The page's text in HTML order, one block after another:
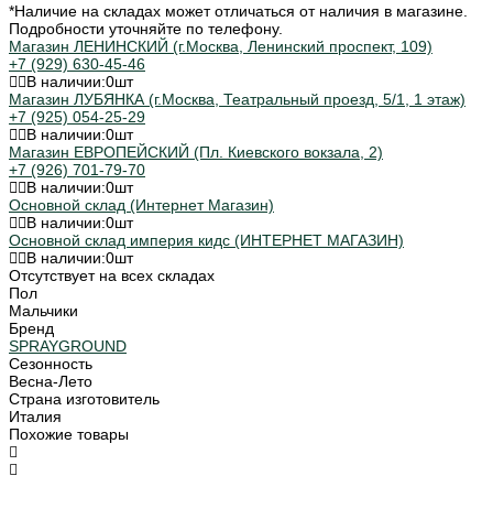
*Наличие на складах может отличаться от наличия в магазине.
Подробности уточняйте по телефону.
Магазин ЛЕНИНСКИЙ (г.Москва, Ленинский проспект, 109)
+7 (929) 630-45-46
В наличии:0шт
Магазин ЛУБЯНКА (г.Москва, Театральный проезд, 5/1, 1 этаж)
+7 (925) 054-25-29
В наличии:0шт
Магазин ЕВРОПЕЙСКИЙ (Пл. Киевского вокзала, 2)
+7 (926) 701-79-70
В наличии:0шт
Основной склад (Интернет Магазин)
В наличии:0шт
Основной склад империя кидс (ИНТЕРНЕТ МАГАЗИН)
В наличии:0шт
Отсутствует на всех складах
Пол
Мальчики
Бренд
SPRAYGROUND
Сезонность
Весна-Лето
Страна изготовитель
Италия
Похожие товары